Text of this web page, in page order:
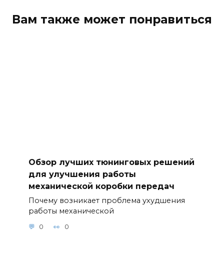
Вам также может понравиться
Обзор лучших тюнинговых решений
для улучшения работы
механической коробки передач
Почему возникает проблема ухудшения
работы механической
0 0